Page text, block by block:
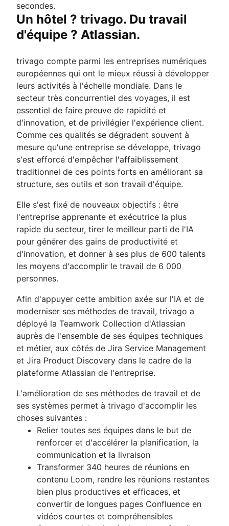
secondes.
Un hôtel ? trivago. Du travail
d'équipe ? Atlassian.
trivago compte parmi les entreprises numériques
européennes qui ont le mieux réussi à développer
leurs activités à l'échelle mondiale. Dans le
secteur très concurrentiel des voyages, il est
essentiel de faire preuve de rapidité et
d'innovation, et de privilégier l'expérience client.
Comme ces qualités se dégradent souvent à
mesure qu'une entreprise se développe, trivago
s'est efforcé d'empêcher l'affaiblissement
traditionnel de ces points forts en améliorant sa
structure, ses outils et son travail d'équipe.
Elle s'est fixé de nouveaux objectifs : être
l'entreprise apprenante et exécutrice la plus
rapide du secteur, tirer le meilleur parti de l'IA
pour générer des gains de productivité et
d'innovation, et donner à ses plus de 600 talents
les moyens d'accomplir le travail de 6 000
personnes.
Afin d'appuyer cette ambition axée sur l'IA et de
moderniser ses méthodes de travail, trivago a
déployé la Teamwork Collection d'Atlassian
auprès de l'ensemble de ses équipes techniques
et métier, aux côtés de Jira Service Management
et Jira Product Discovery dans le cadre de la
plateforme Atlassian de l'entreprise.
L'amélioration de ses méthodes de travail et de
ses systèmes permet à trivago d'accomplir les
choses suivantes :
Relier toutes ses équipes dans le but de
renforcer et d'accélérer la planification, la
communication et la livraison
Transformer 340 heures de réunions en
contenu Loom, rendre les réunions restantes
bien plus productives et efficaces, et
convertir de longues pages Confluence en
vidéos courtes et compréhensibles